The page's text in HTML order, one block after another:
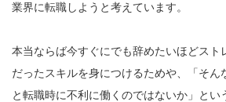
業界に転職しようと考えています。
本当ならば今すぐにでも辞めたいほどスト
だったスキルを身につけるためや、「そん
と転職時に不利に働くのではないか」とい